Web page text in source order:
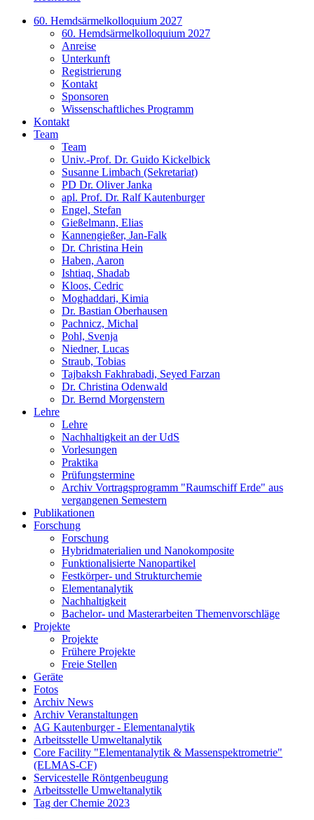
60. Hemdsärmelkolloquium 2027
60. Hemdsärmelkolloquium 2027
Anreise
Unterkunft
Registrierung
Kontakt
Sponsoren
Wissenschaftliches Programm
Kontakt
Team
Team
Univ.-Prof. Dr. Guido Kickelbick
Susanne Limbach (Sekretariat)
PD Dr. Oliver Janka
apl. Prof. Dr. Ralf Kautenburger
Engel, Stefan
Gießelmann, Elias
Kannengießer, Jan-Falk
Dr. Christina Hein
Haben, Aaron
Ishtiaq, Shadab
Kloos, Cedric
Moghaddari, Kimia
Dr. Bastian Oberhausen
Pachnicz, Michal
Pohl, Svenja
Niedner, Lucas
Straub, Tobias
Tajbaksh Fakhrabadi, Seyed Farzan
Dr. Christina Odenwald
Dr. Bernd Morgenstern
Lehre
Lehre
Nachhaltigkeit an der UdS
Vorlesungen
Praktika
Prüfungstermine
Archiv Vortragsprogramm "Raumschiff Erde" aus
vergangenen Semestern
Publikationen
Forschung
Forschung
Hybridmaterialien und Nanokomposite
Funktionalisierte Nanopartikel
Festkörper- und Strukturchemie
Elementanalytik
Nachhaltigkeit
Bachelor- und Masterarbeiten Themenvorschläge
Projekte
Projekte
Frühere Projekte
Freie Stellen
Geräte
Fotos
Archiv News
Archiv Veranstaltungen
AG Kautenburger - Elementanalytik
Arbeitsstelle Umweltanalytik
Core Facility "Elementanalytik & Massenspektrometrie"
(ELMAS-CF)
Servicestelle Röntgenbeugung
Arbeitsstelle Umweltanalytik
Tag der Chemie 2023